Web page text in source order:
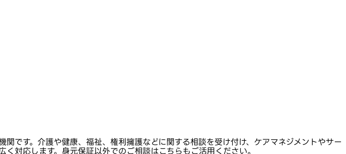
です。介護や健康、福祉、権利擁護などに関する相談を受け付け、ケアマネジメントやサー
対応します。身元保証以外でのご相談はこちらもご活用ください。